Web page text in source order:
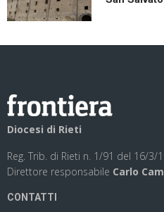
Diocesi di Rieti
Reg. Trib. di Rieti n. 1/91 del 16/3/
Direttore responsabile Carlo
CONTATTI